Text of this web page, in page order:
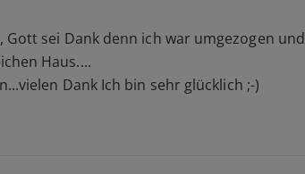
sei Dank denn ich war umgezogen und
Haus....
Dank Ich bin sehr glücklich ;-)